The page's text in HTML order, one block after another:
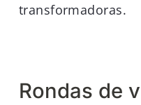
transformadoras.
Rondas de